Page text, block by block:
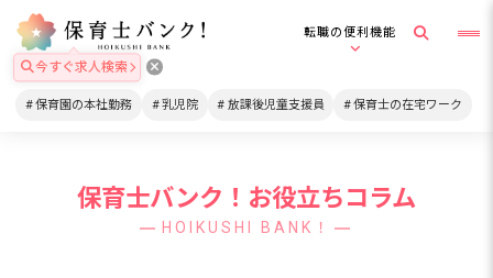
転職の便利機能
今すぐ求人検索
保育園の本社勤務 乳児院 放課後児童支援員 保育士の在宅ワーク
保育士バンク！お役立ちコラム
HOIKUSHI BANK！